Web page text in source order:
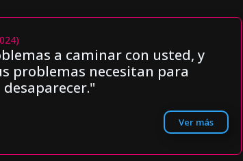
a caminar con usted, y
problemas necesitan para
desaparecer."
Ver más